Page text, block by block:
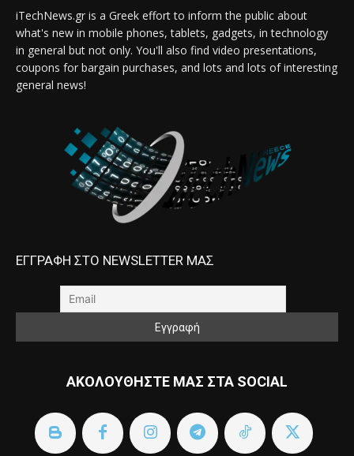
iTechNews.gr is a Greek effort to inform the public about
what's new in mobile phones, tablets, gadgets, in technology
in general but not only. You'll also find video presentations,
coupons for bargain purchases, and lots and lots of interesting
general news!
ΕΓΓΡΑΦΗ ΣΤΟ NEWSLETTER ΜΑΣ
ΑΚΟΛΟΥΘΗΣΤΕ ΜΑΣ ΣΤΑ SOCIAL